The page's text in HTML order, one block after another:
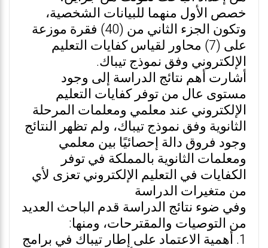
خصص الأول منهما للبيانات الشخصية،
وتكون الجزء الثاني من (40) فقرة موزعة
على (7) محاور لقياس كفايات التعليم
الإلكتروني وفق نموذج تيباك.
أشارت أهم نتائج الدراسة إلى وجود
مستوى عال من توفر كفايات التعليم
الإلكتروني عند معلمي ومعلمات المرحلة
الثانوية وفق نموذج تيباك، ولم تظهر النتائج
وجود فروق دالة إحصائيًا بين معلمي
ومعلمات الثانوية بالمملكة في توفر
الكفايات في التعليم الإلكتروني تعزى لأي
من متغيرات الدراسة
وفي ضوء نتائج الدراسة قدم الباحث العديد
من التوصيات والمقترحات، ومنها:
1. أهمية الاعتماد على إطار تيباك في برامج